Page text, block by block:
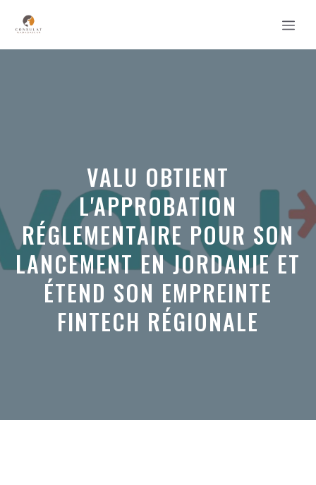
contenu
VALU OBTIENT
L'APPROBATION
RÉGLEMENTAIRE POUR SON
LANCEMENT EN JORDANIE ET
ÉTEND SON EMPREINTE
FINTECH RÉGIONALE